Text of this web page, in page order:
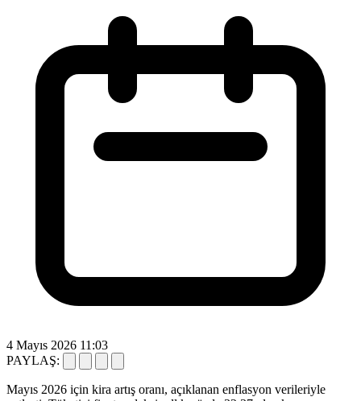
4 Mayıs 2026 11:03
PAYLAŞ:
Mayıs 2026 için kira artış oranı, açıklanan enflasyon verileriyle